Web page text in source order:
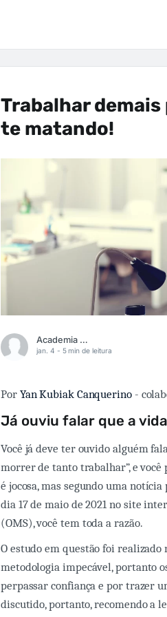
Trabalhar
te matando!
Academia Médica
jan. 4 - 5 min de leitura
Por Yan Kubiak Canquerino -
Já ouviu falar que a
Você já deve ter ouvido alguém
morrer de tanto trabalhar”, e você
é jocosa, mas segundo uma
dia 17 de maio de 2021 no site
(OMS), você tem toda a razão.
O estudo em questão foi
metodologia impecável, portanto
perpassar confiança e por trazer
discutido, portanto, recomendo a